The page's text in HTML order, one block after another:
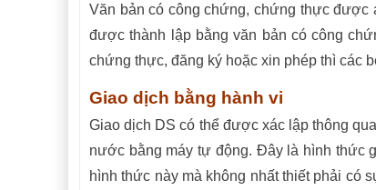
Văn bản có công chứng, chứng thực được
được thành lập bằng văn bản có công
chứng thực, đăng ký hoặc xin phép thì các
Giao dịch bằng hành vi
Giao dịch DS có thể được xác lập thông
nước bằng máy tự động. Đây là hình thức
hình thức này mà không nhất thiết phải có